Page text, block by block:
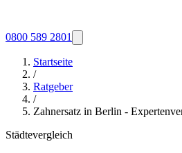
0800 589 2801
Startseite
/
Ratgeber
/
Zahnersatz in Berlin -
Städtevergleich